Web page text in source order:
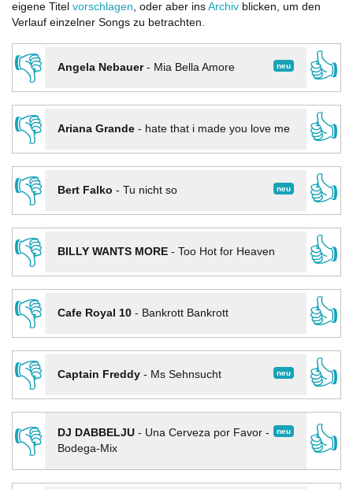
eigene Titel vorschlagen, oder aber ins Archiv blicken, um den
Verlauf einzelner Songs zu betrachten.
👎 neu
Angela Nebauer- Mia Bella Amore
👍
👎
Ariana Grande- hate that i made you love me
👍
👎
neu
Bert Falko - Tu nicht so
👍
👎
BILLY WANTS MORE- Too Hot for Heaven
👍
👎
Cafe Royal 10- Bankrott Bankrott
👍
👎
neu
Captain Freddy- Ms Sehnsucht
👍
👎
neu
DJ DABBELJU- Una Cerveza por Favor -
Bodega-Mix
👍